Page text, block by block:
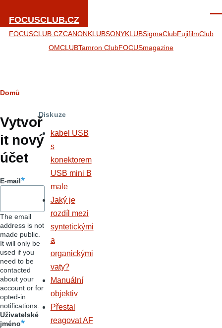
FOCUSCLUB.CZ
FOCUSCLUB.CZCANONKLUBSONYKLUBSigmaClubFujifilmClub
OMCLUBTamron ClubFOCUSmagazine
Hlavní
záložky
Drobečková
navigace
Domů
Vytvoř
it nový
účet
E-mail
The email
address is not
made public.
It will only be
used if you
need to be
contacted
about your
account or for
opted-in
notifications.
Uživatelské
jméno
Diskuze
kabel USB
s
konektorem
USB mini B
male
Jaký je
rozdíl mezi
syntetickými
a
organickými
vaty?
Manuální
objektiv
Přestal
reagovat AF